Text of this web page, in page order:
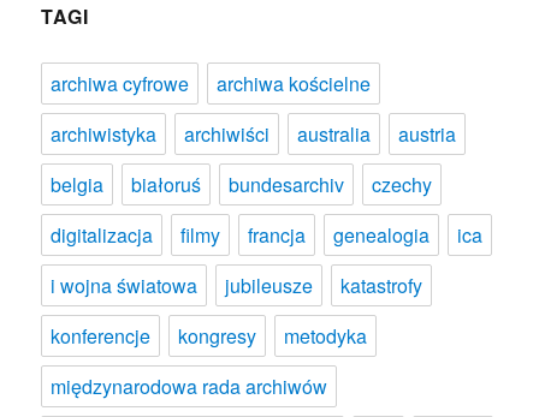
TAGI
archiwa cyfrowe
archiwa kościelne
archiwistyka
archiwiści australia
austria
belgia
białoruś bundesarchiv
czechy
digitalizacja
filmy francja genealogia
ica
i wojna światowa
jubileusze
katastrofy
konferencje
kongresy
metodyka
międzynarodowa rada archiwów